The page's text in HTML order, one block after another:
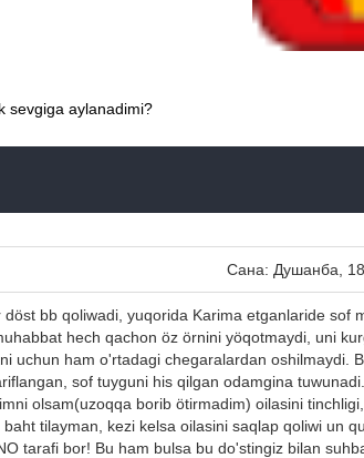
sevgiga aylanadimi?
Сана: Душанба,
döst bb qoliwadi, yuqorida Karima etganlaride sof
hech qachon öz örnini yöqotmaydi, uni
uchun ham o'rtadagi chegaralardan oshilmaydi.
sof tuyguni his qilgan odamgina tuwunadi.
olsam(uzoqqa borib ötirmadim) oilasini
tilayman, kezi kelsa oilasini saqlap qoliwi un
tarafi bor! Bu ham bulsa bu do'stingiz bilan